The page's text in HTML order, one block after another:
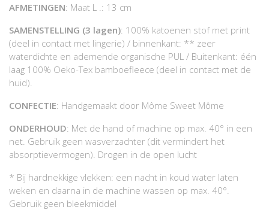
AFMETINGEN: Maat L .: 13 cm
SAMENSTELLING (3 lagen): 100% katoenen stof met print
(deel in contact met lingerie) / binnenkant: ** zeer
waterdichte en ademende organische PUL / Buitenkant: één
laag 100% Oeko-Tex bamboefleece (deel in contact met de
huid).
CONFECTIE: Handgemaakt door Môme Sweet Môme
ONDERHOUD: Met de hand of machine op max. 40° in een
net. Gebruik geen wasverzachter (dit vermindert het
absorptievermogen). Drogen in de open lucht
* Bij hardnekkige vlekken: een nacht in koud water laten
weken en daarna in de machine wassen op max. 40°.
Gebruik geen bleekmiddel